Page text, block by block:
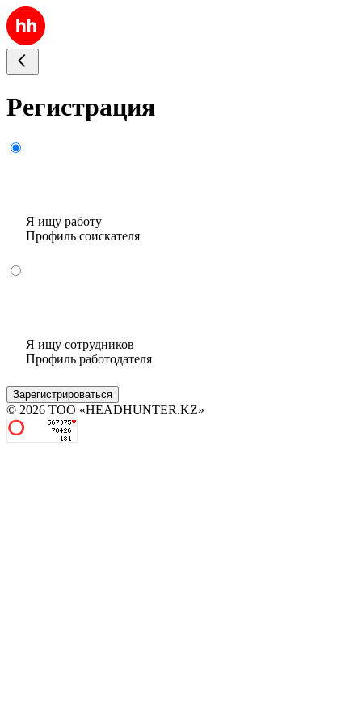
Регистрация
Я ищу работу
Профиль соискателя
Я ищу сотрудников
Профиль работодателя
Зарегистрироваться
© 2026 ТОО «HEADHUNTER.KZ»